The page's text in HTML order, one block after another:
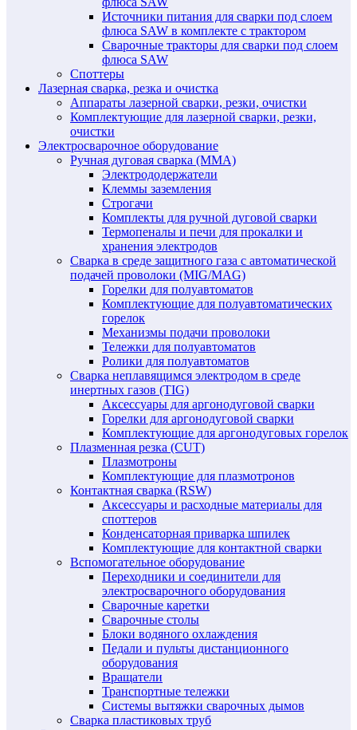
Источники питания для сварки под слоем
флюса SAW в комплекте с трактором
Сварочные тракторы для сварки под слоем
флюса SAW
Споттеры
Лазерная сварка, резка и очистка
Аппараты лазерной сварки, резки, очистки
Комплектующие для лазерной сварки, резки,
очистки
Электросварочное оборудование
Ручная дуговая сварка (MMA)
Электрододержатели
Клеммы заземления
Строгачи
Комплекты для ручной дуговой сварки
Термопеналы и печи для прокалки и
хранения электродов
Сварка в среде защитного газа с автоматической
подачей проволоки (MIG/MAG)
Горелки для полуавтоматов
Комплектующие для полуавтоматических
горелок
Механизмы подачи проволоки
Тележки для полуавтоматов
Ролики для полуавтоматов
Сварка неплавящимся электродом в среде
инертных газов (TIG)
Аксессуары для аргонодуговой сварки
Горелки для аргонодуговой сварки
Комплектующие для аргонодуговых горелок
Плазменная резка (CUT)
Плазмотроны
Комплектующие для плазмотронов
Контактная сварка (RSW)
Аксессуары и расходные материалы для
споттеров
Конденсаторная приварка шпилек
Комплектующие для контактной сварки
Вспомогательное оборудование
Переходники и соединители для
электросварочного оборудования
Сварочные каретки
Сварочные столы
Блоки водяного охлаждения
Педали и пульты дистанционного
оборудования
Вращатели
Транспортные тележки
Системы вытяжки сварочных дымов
Сварка пластиковых труб